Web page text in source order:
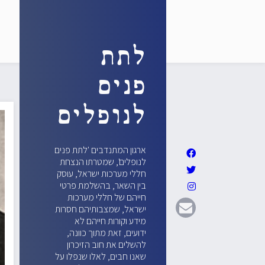
לתת
פנים
לנופלים
ארגון המתנדבים 'לתת פנים
לנופלים', שמטרתו הנצחת
חללי מערכות ישראל, עוסק
בין השאר, בהשלמת פרטי
חייהם של חללי מערכות
ישראל, שמצבותיהם חסרות
מידע וקורות חייהם לא
ידועים, זאת מתוך כוונה,
להשלים את חוב הזיכרון
שאנו חבים, לאלו שנפלו על